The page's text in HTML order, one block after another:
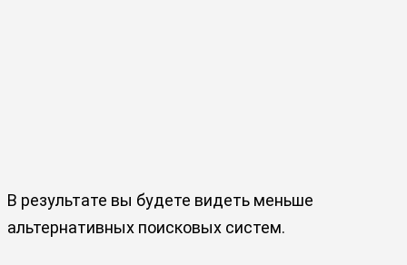
В результате вы будете видеть меньше
альтернативных поисковых систем.